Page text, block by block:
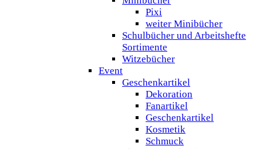
Pixi
weiter Minibücher
Schulbücher und Arbeitshefte
Sortimente
Witzebücher
Event
Geschenkartikel
Dekoration
Fanartikel
Geschenkartikel
Kosmetik
Schmuck